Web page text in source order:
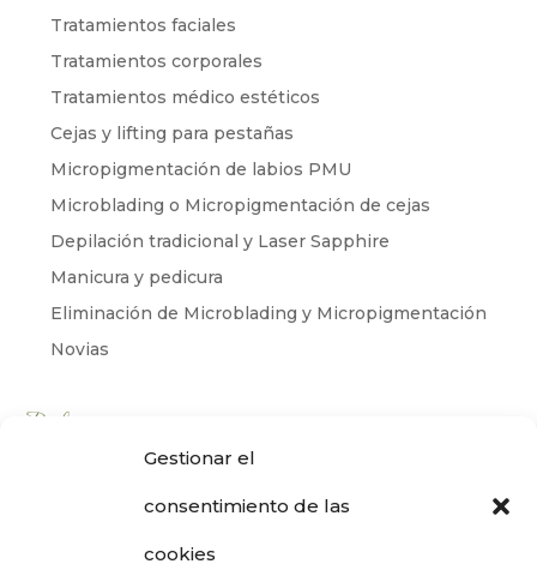
Gestionar el
consentimiento de las
cookies
Tratamientos faciales
Tratamientos corporales
Tratamientos médico estéticos
Cejas y lifting para pestañas
Micropigmentación de labios PMU
Microblading o Micropigmentación de cejas
Depilación tradicional y Laser Sapphire
Manicura y pedicura
Eliminación de Microblading y Micropigmentación
Novias
Productos